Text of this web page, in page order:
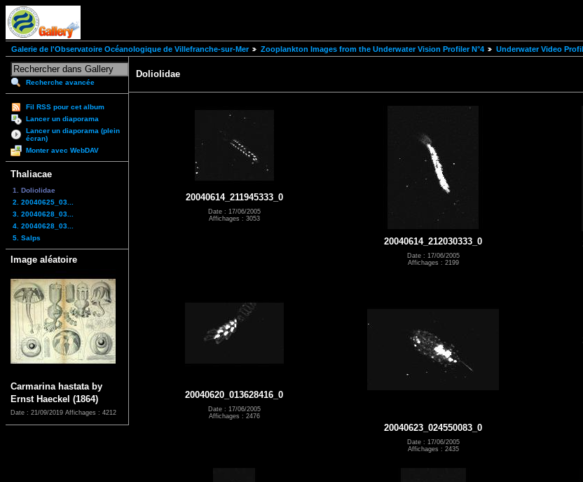
Galerie de l'Observatoire Océanologique de Villefranche-sur-Mer Zooplankton Images from the Underwater Vision Profiler N°4 Underwater Video
Recherche avancée
Fil RSS pour cet album
Lancer un diaporama
Lancer un diaporama (plein
écran)
Monter avec WebDAV
Thaliacae
1. Doliolidae
2. 20040625_03...
3. 20040628_03...
4. 20040628_03...
5. Salps
Image aléatoire
Carmarina hastata by
Ernst Haeckel (1864)
Date : 21/09/2019 Affichages : 4212
Doliolidae
20040614_211945333_0
Date : 17/06/2005
Affichages : 3053
20040614_212030333_0
Date : 17/06/2005
Affichages : 2199
20040620_013628416_0
Date : 17/06/2005
Affichages : 2476
20040623_024550083_0
Date : 17/06/2005
Affichages : 2435